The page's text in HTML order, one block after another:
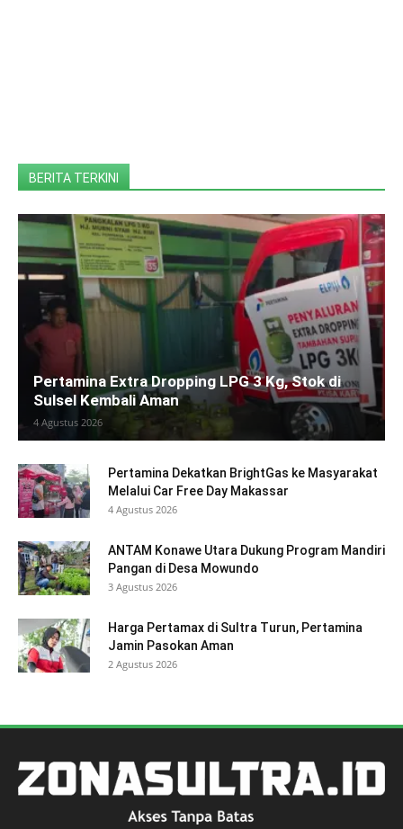
BERITA TERKINI
Pertamina Extra Dropping LPG 3 Kg, Stok di
Sulsel Kembali Aman
4 Agustus 2026
Pertamina Dekatkan BrightGas ke Masyarakat
Melalui Car Free Day Makassar
4 Agustus 2026
ANTAM Konawe Utara Dukung Program Mandiri
Pangan di Desa Mowundo
3 Agustus 2026
Harga Pertamax di Sultra Turun, Pertamina
Jamin Pasokan Aman
2 Agustus 2026